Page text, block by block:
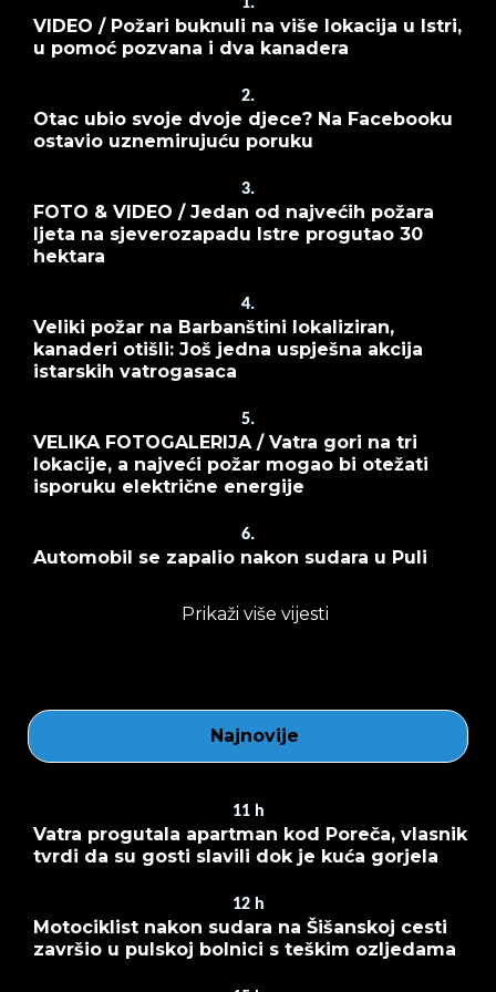
VIDEO / Požari buknuli na više lokacija u Istri,
u pomoć pozvana i dva kanadera
2.
Otac ubio svoje dvoje djece? Na Facebooku
ostavio uznemirujuću poruku
3.
FOTO & VIDEO / Jedan od najvećih požara
ljeta na sjeverozapadu Istre progutao 30
hektara
4.
Veliki požar na Barbanštini lokaliziran,
kanaderi otišli: Još jedna uspješna akcija
istarskih vatrogasaca
5.
VELIKA FOTOGALERIJA / Vatra gori na tri
lokacije, a najveći požar mogao bi otežati
isporuku električne energije
6.
Automobil se zapalio nakon sudara u Puli
Prikaži više vijesti
Najnovije
11 h
Vatra progutala apartman kod Poreča, vlasnik
tvrdi da su gosti slavili dok je kuća gorjela
12 h
Motociklist nakon sudara na Šišanskoj cesti
završio u pulskoj bolnici s teškim ozljedama